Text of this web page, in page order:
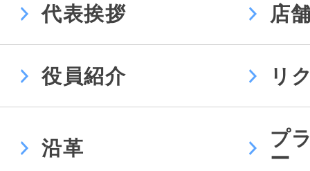
代表挨拶 店
役員紹介 リ
沿革
プ
ー